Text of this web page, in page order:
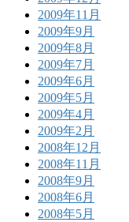
2009年11月
2009年9月
2009年8月
2009年7月
2009年6月
2009年5月
2009年4月
2009年2月
2008年12月
2008年11月
2008年9月
2008年6月
2008年5月